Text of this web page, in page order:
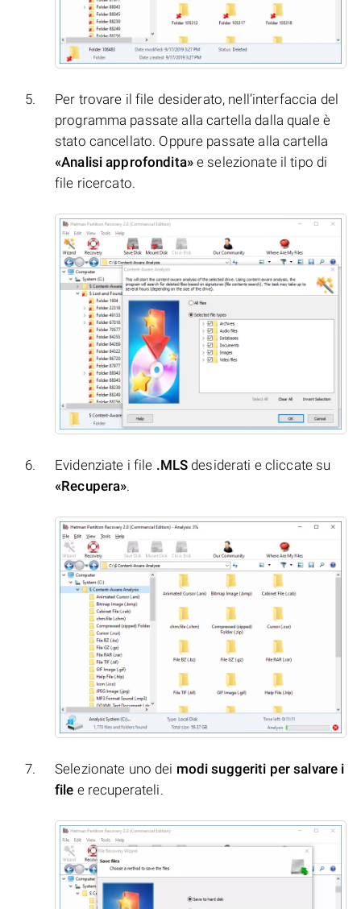
Per trovare il file desiderato, nell’interfaccia del
programma passate alla cartella dalla quale è
stato cancellato. Oppure passate alla cartella
«Analisi approfondita»e selezionate il tipo di
file ricercato.
Evidenziate i file .MLS desiderati e cliccate su
«Recupera».
Selezionate uno dei modi suggeriti per salvare i
file e recuperateli.